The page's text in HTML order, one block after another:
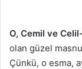
O, Cemil ve
olan güzel
Çünkü, o esma,